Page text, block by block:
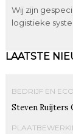
Wij zijn
logistieke
LAATSTE
BEDRIJF EN
Steven Ruijters